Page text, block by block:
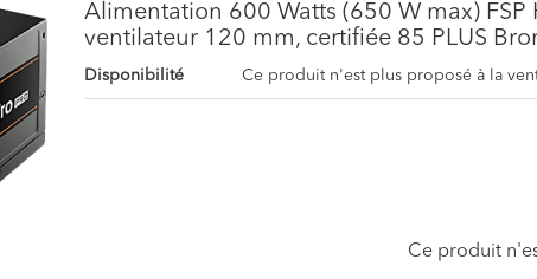
Alimentation 600 Watts (650 W max) FSP
ventilateur 120 mm, certifiée 85 PLUS
Disponibilité Ce produit n'est plus proposé à la
Ce produit